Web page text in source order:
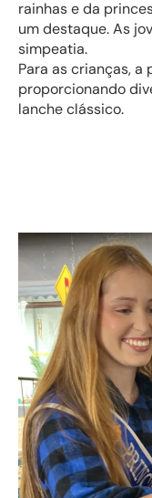
rainhas e da
um destaque. As
simpeatia.
Para as crianças, a
proporcionando
lanche clássico.